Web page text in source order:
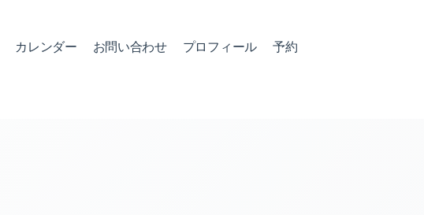
カレンダー お問い合わせ プロフィール 予約